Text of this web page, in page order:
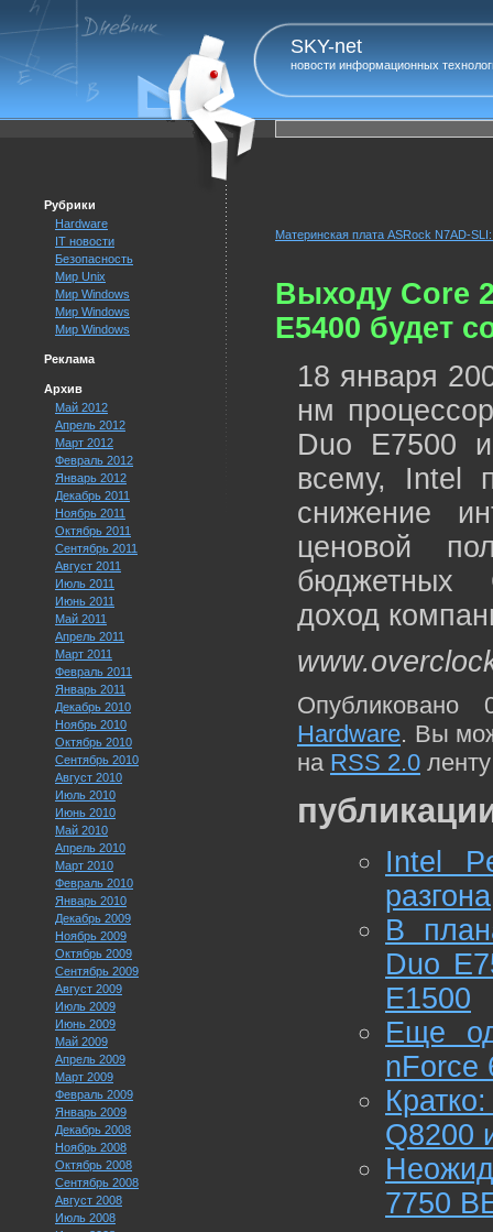
SKY-net
новости информационных
Рубрики
Hardware
IT новости
Безопасность
Мир Unix
Мир Windows
Мир Windows
Мир Windows
Реклама
Архив
Май 2012
Апрель 2012
Март 2012
Февраль 2012
Январь 2012
Декабрь 2011
Ноябрь 2011
Октябрь 2011
Сентябрь 2011
Август 2011
Июль 2011
Июнь 2011
Май 2011
Апрель 2011
Март 2011
Февраль 2011
Январь 2011
Декабрь 2010
Ноябрь 2010
Октябрь 2010
Сентябрь 2010
Август 2010
Июль 2010
Июнь 2010
Май 2010
Апрель 2010
Март 2010
Февраль 2010
Январь 2010
Декабрь 2009
Ноябрь 2009
Октябрь 2009
Сентябрь 2009
Август 2009
Июль 2009
Июнь 2009
Май 2009
Апрель 2009
Март 2009
Февраль 2009
Январь 2009
Декабрь 2008
Ноябрь 2008
Октябрь 2008
Сентябрь 2008
Август 2008
Июль 2008
Материнская плата ASRock N7AD-
Выходу Core
E5400 будет
18 января
нм
Duo E7500
всему, Intel
снижение
ценовой
бюджетных
доход
Hardware. Вы
на RSS 2.0
Intel
разгона
В
Duo
E1500
Еще
nForce
Q8200
7750